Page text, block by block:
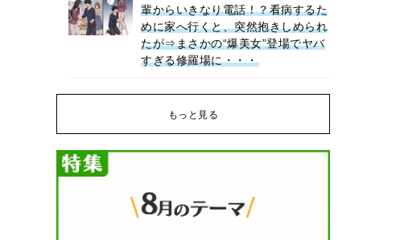
輩からいきなり電話！？看病するた
めに家へ行くと、突然抱きしめられ
たが⇒まさかの“爆美女”登場でヤバ
すぎる修羅場に・・・
もっと見る